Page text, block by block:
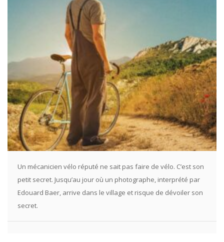
Un mécanicien vélo réputé ne sait pas faire de vélo. C’est son
petit secret. Jusqu’au jour où un photographe, interprété par
Edouard Baer, arrive dans le village et risque de dévoiler son
secret.